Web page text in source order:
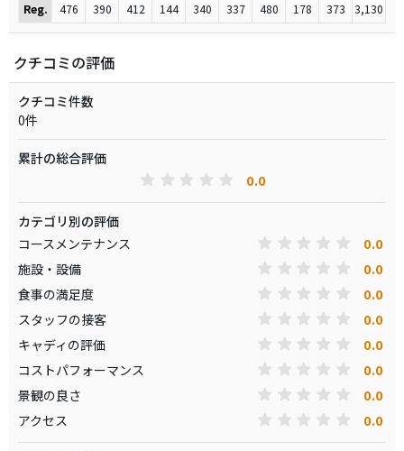
Reg.
476 390 412 144 340 337 480 178 373 3,130
クチコミの評価
クチコミ件数
0件
累計の総合評価
0.0
カテゴリ別の評価
コースメンテナンス
0.0
施設・設備 0.0
食事の満足度 0.0
スタッフの接客 0.0
キャディの評価 0.0
コストパフォーマンス 0.0
景観の良さ 0.0
アクセス 0.0